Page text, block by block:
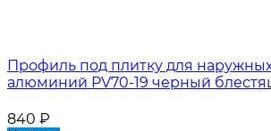
Профиль под плитку для
алюминий PV70-19 черный
840 ₽